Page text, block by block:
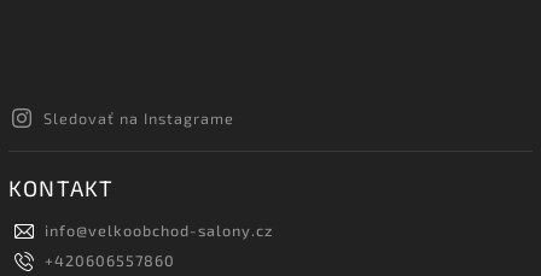
Sledovať na Instagrame
KONTAKT
info@velkoobchod-salony.cz
+420606557860